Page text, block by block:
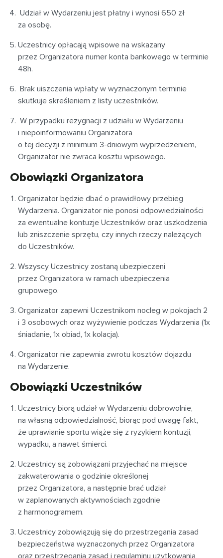
Udział w Wydarzeniu jest płatny i wynosi 650 zł
za osobę.
Uczestnicy opłacają wpisowe na wskazany
przez Organizatora numer konta bankowego w terminie
48h.
Brak uiszczenia wpłaty w wyznaczonym terminie
skutkuje skreśleniem z listy uczestników.
W przypadku rezygnacji z udziału w Wydarzeniu
i niepoinformowaniu Organizatora
o tej decyzji z minimum 3-dniowym wyprzedzeniem,
Organizator nie zwraca kosztu wpisowego.
Obowiązki Organizatora
Organizator będzie dbać o prawidłowy przebieg
Wydarzenia. Organizator nie ponosi odpowiedzialności
za ewentualne kontuzje Uczestników oraz uszkodzenia
lub zniszczenie sprzętu, czy innych rzeczy należących
do Uczestników.
Wszyscy Uczestnicy zostaną ubezpieczeni
przez Organizatora w ramach ubezpieczenia
grupowego.
Organizator zapewni Uczestnikom nocleg w pokojach 2
i 3 osobowych oraz wyżywienie podczas Wydarzenia (1x
śniadanie, 1x obiad, 1x kolacja).
Organizator nie zapewnia zwrotu kosztów dojazdu
na Wydarzenie.
Obowiązki Uczestników
Uczestnicy biorą udział w Wydarzeniu dobrowolnie,
na własną odpowiedzialność, biorąc pod uwagę fakt,
że uprawianie sportu wiąże się z ryzykiem kontuzji,
wypadku, a nawet śmierci.
Uczestnicy są zobowiązani przyjechać na miejsce
zakwaterowania o godzinie określonej
przez Organizatora, a następnie brać udział
w zaplanowanych aktywnościach zgodnie
z harmonogramem.
Uczestnicy zobowiązują się do przestrzegania zasad
bezpieczeństwa wyznaczonych przez Organizatora
oraz przestrzegania zasad i regulaminu użytkowania